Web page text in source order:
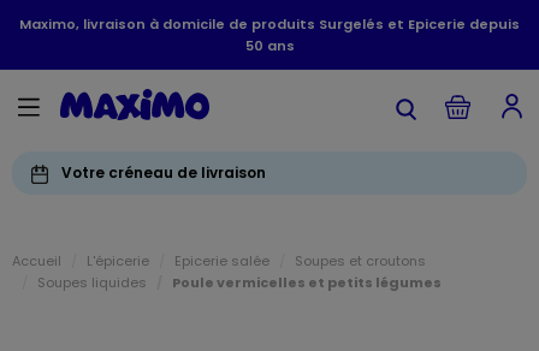
Maximo, livraison à domicile de produits Surgelés et Epicerie depuis
50 ans
Votre créneau de livraison
Accueil L'épicerie Epicerie salée
Soupes et croutons
Soupes liquides
Poule vermicelles et petits légumes